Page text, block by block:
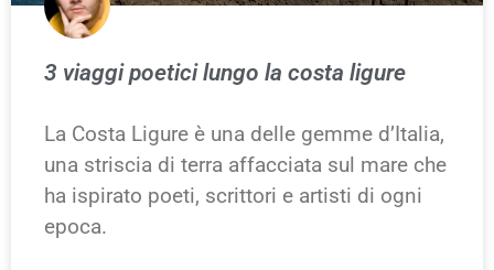
3 viaggi poetici lungo la costa ligure
La Costa Ligure è una delle gemme d’Italia,
una striscia di terra affacciata sul mare che
ha ispirato poeti, scrittori e artisti di ogni
epoca.